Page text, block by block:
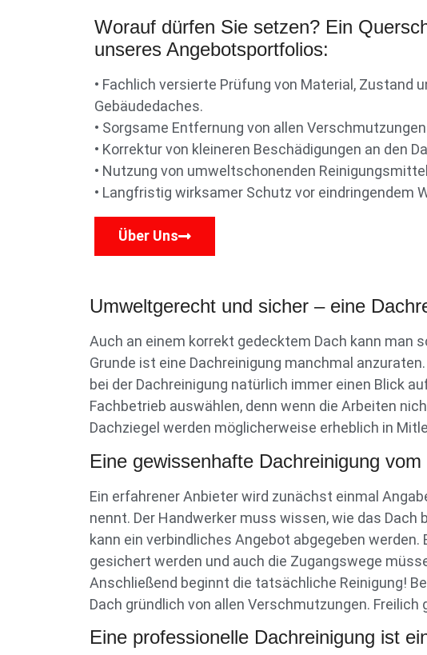
Worauf dürfen Sie setzen? Ein
unseres Angebotsportfolios:
• Fachlich versierte Prüfung von Material, Zustand
Gebäudedaches.
• Sorgsame Entfernung von allen
• Korrektur von kleineren Beschädigungen an den
• Nutzung von umweltschonenden
• Langfristig wirksamer Schutz vor eindringendem
Über Uns
Umweltgerecht und sicher – eine
Auch an einem korrekt gedecktem Dach kann man
Grunde ist eine Dachreinigung manchmal
bei der Dachreinigung natürlich immer einen Blick
Fachbetrieb auswählen, denn wenn die Arbeiten
Dachziegel werden möglicherweise erheblich in
Eine gewissenhafte Dachreinigung
Ein erfahrener Anbieter wird zunächst einmal
nennt. Der Handwerker muss wissen, wie das
kann ein verbindliches Angebot abgegeben
gesichert werden und auch die Zugangswege
Anschließend beginnt die tatsächliche Reinigung!
Dach gründlich von allen Verschmutzungen.
Eine professionelle Dachreinigung ist